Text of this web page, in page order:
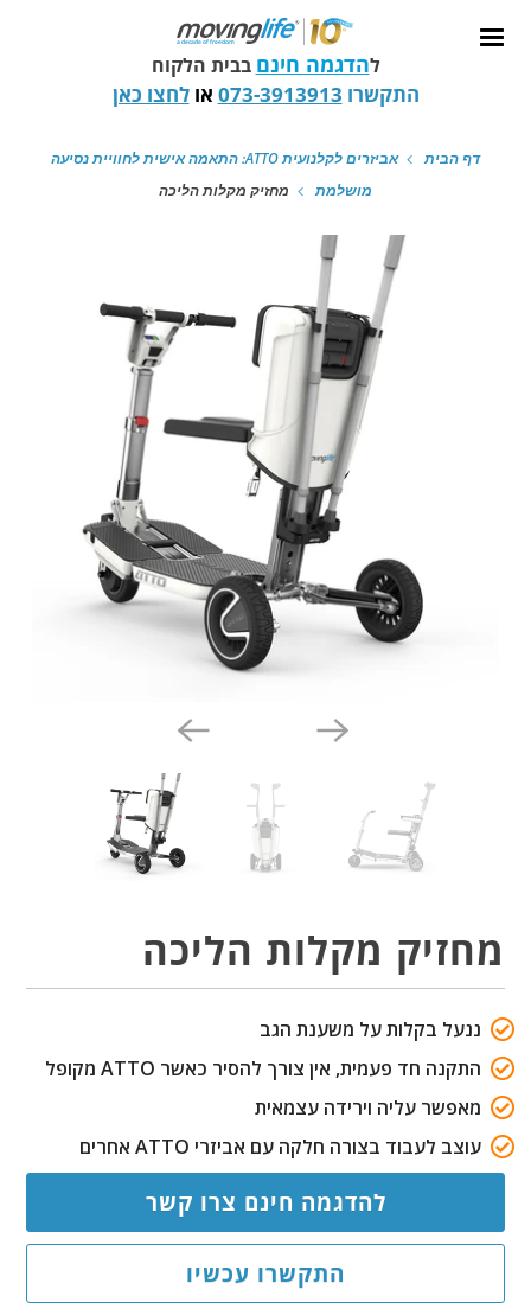
להדגמה חינם בבית הלקוח
התקשרו 073-3913913 או לחצו כאן
דף הבית
אביזרים לקלנועית ATTO: התאמה אישית לחוויית נסיעה
מושלמת
מחזיק מקלות הליכה
מחזיק מקלות הליכה
ננעל בקלות על משענת הגב
התקנה חד פעמית, אין צורך להסיר כאשר ATTO מקופל
מאפשר עליה וירידה עצמאית
עוצב לעבוד בצורה חלקה עם אביזרי ATTO אחרים
להדגמה חינם צרו קשר
התקשרו עכשיו